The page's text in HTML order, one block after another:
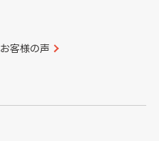
愛媛県
宮崎県
お客様の声